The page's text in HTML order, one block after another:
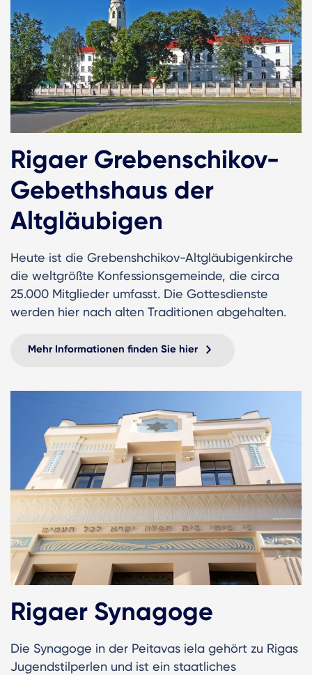
Rigaer Grebenschikov-
Gebethshaus der
Altgläubigen
Heute ist die Grebenshchikov-Altgläubigenkirche
die weltgrößte Konfessionsgemeinde, die circa
25.000 Mitglieder umfasst. Die Gottesdienste
werden hier nach alten Traditionen abgehalten.
Mehr Informationen finden Sie hier
Rigaer Synagoge
Die Synagoge in der Peitavas iela gehört zu Rigas
Jugendstilperlen und ist ein staatliches